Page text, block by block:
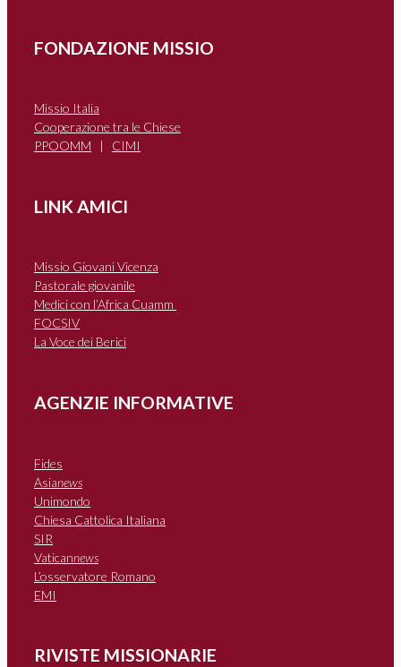
FONDAZIONE MISSIO
Missio Italia
Cooperazione tra le Chiese
PPOOMM | CIMI
LINK AMICI
Missio Giovani Vicenza
Pastorale giovanile
Medici con l’Africa Cuamm
FOCSIV
La Voce dei Berici
AGENZIE INFORMATIVE
Fides
Asianews
Unimondo
Chiesa Cattolica Italiana
SIR
Vaticannews
L’osservatore Romano
EMI
RIVISTE MISSIONARIE